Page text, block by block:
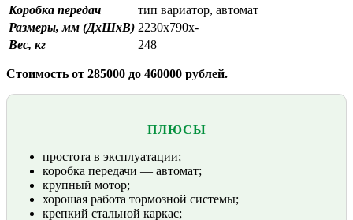
Коробка передач
тип вариатор, автомат
Размеры, мм (ДхШхВ) 2230х790х-
Вес, кг
248
Стоимость от 285000 до 460000 рублей.
ПЛЮСЫ
простота в эксплуатации;
коробка передачи — автомат;
крупный мотор;
хорошая работа тормозной системы;
крепкий стальной каркас;